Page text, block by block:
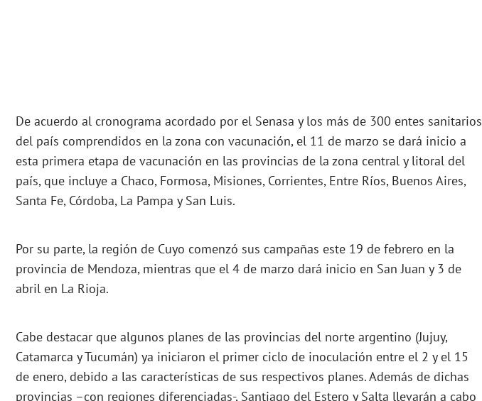
De acuerdo al cronograma acordado por el Senasa y los más de 300 entes sanitarios
del país comprendidos en la zona con vacunación, el 11 de marzo se dará inicio a
esta primera etapa de vacunación en las provincias de la zona central y litoral del
país, que incluye a Chaco, Formosa, Misiones, Corrientes, Entre Ríos, Buenos Aires,
Santa Fe, Córdoba, La Pampa y San Luis.
Por su parte, la región de Cuyo comenzó sus campañas este 19 de febrero en la
provincia de Mendoza, mientras que el 4 de marzo dará inicio en San Juan y 3 de
abril en La Rioja.
Cabe destacar que algunos planes de las provincias del norte argentino (Jujuy,
Catamarca y Tucumán) ya iniciaron el primer ciclo de inoculación entre el 2 y el 15
de enero, debido a las características de sus respectivos planes. Además de dichas
provincias –con regiones diferenciadas-, Santiago del Estero y Salta llevarán a cabo